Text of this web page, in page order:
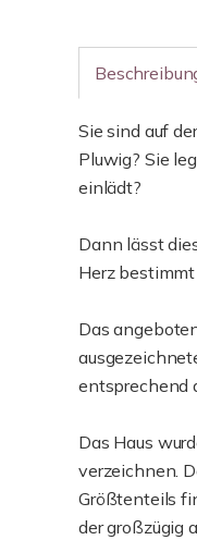
Sie sind auf
Pluwig? Sie
einlädt?
Dann lässt
Herz
Das
entsprechend
Das Haus
verzeichnen.
Größtenteils
der großzügig